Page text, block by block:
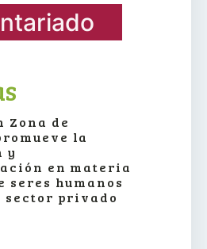
Zona de
la
y
en materia
seres humanos
sector privado